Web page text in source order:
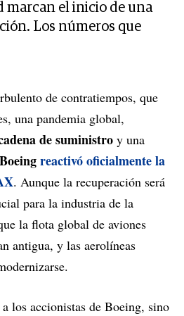
marcan el inicio de una
Los números que
de contratiempos, que
una pandemia global,
de suministro y una
Boeingreactivó oficialmente la
. Aunque la recuperación será
para la industria de la
la flota global de aviones
antigua, y las aerolíneas
los accionistas de Boeing, sino